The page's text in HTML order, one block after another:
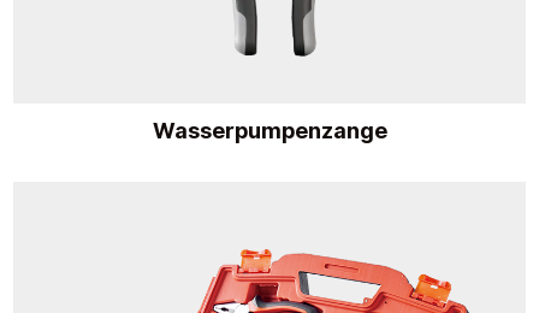
Wasserpumpenzange